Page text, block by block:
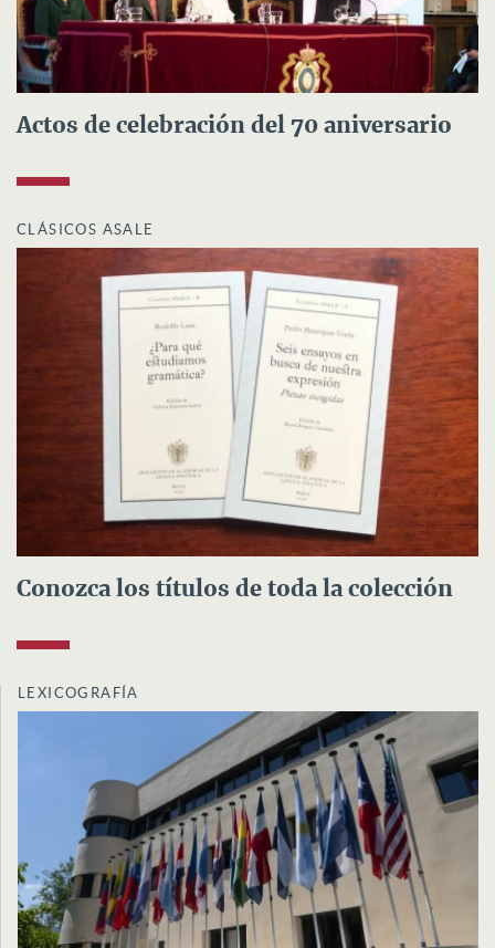
Actos de celebración del 70 aniversario
CLÁSICOS ASALE
Conozca los títulos de toda la colección
LEXICOGRAFÍA